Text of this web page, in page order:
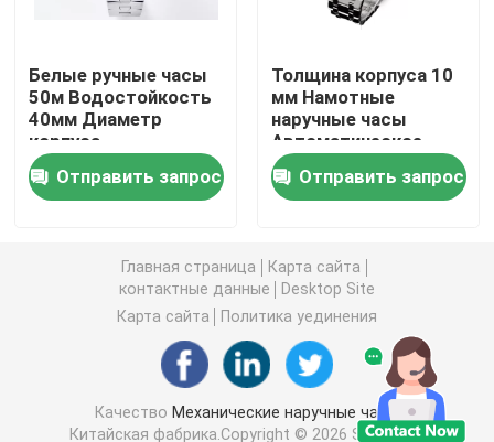
Водонепроницаемые наручные часы
Швейцарские роскошные часы
Кварцевые наручные часы из нержавеющей стали
Кварцевые наручные часы из сплава
Часы на аккумуляторах из кварца
Наручные часы нейлона
Белые ручные часы
50м Водостойкость
40мм Диаметр
корпуса
Отправить запрос
Толщина корпуса 10
мм Намотные
наручные часы
Автоматическое
движение Белый
Диалог Цвет
Отправить запрос
Главная страница
Карта сайта
контактные данные
Desktop Site
Карта сайта
Политика уединения
Качество Механические наручные часы
Китайская фабрика.Copyright © 2026 Shenzhen